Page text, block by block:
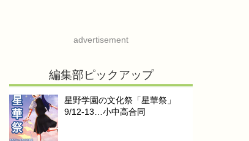
advertisement
編集部ピックアップ
星野学園の文化祭「星華祭」
9/12-13…小中高合同